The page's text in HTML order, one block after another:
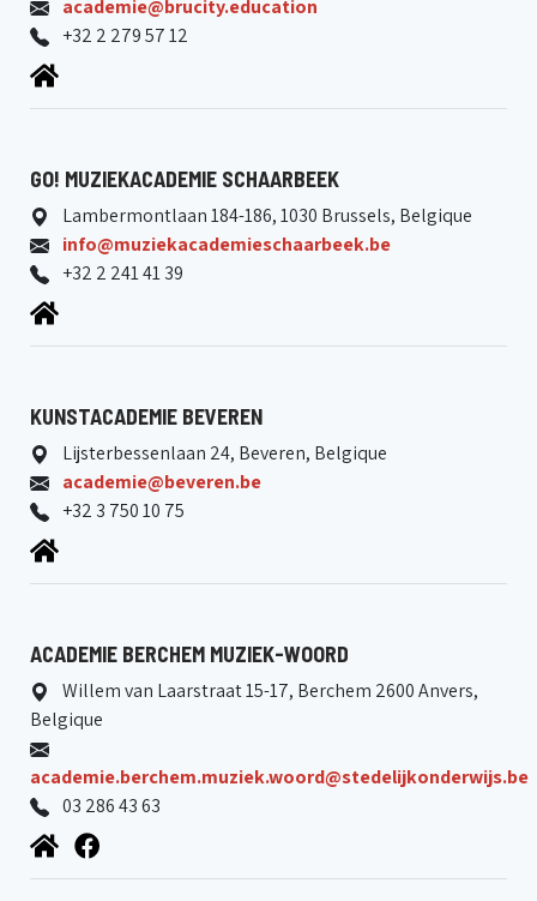
academie@brucity.education
+32 2 279 57 12
GO! MUZIEKACADEMIE SCHAARBEEK
Lambermontlaan 184-186, 1030 Brussels, Belgique
info@muziekacademieschaarbeek.be
+32 2 241 41 39
KUNSTACADEMIE BEVEREN
Lijsterbessenlaan 24, Beveren, Belgique
academie@beveren.be
+32 3 750 10 75
ACADEMIE BERCHEM MUZIEK-WOORD
Willem van Laarstraat 15-17, Berchem 2600 Anvers,
Belgique
academie.berchem.muziek.woord@stedelijkonderwijs.be
03 286 43 63